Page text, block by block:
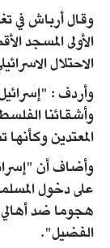
وقال أرباش في
الأولى المسجد
الاحتلال
وأردف :
وأشقائنا
المعتدين
وأضاف أن
على دخول
هجوما ضد
الفضيل".